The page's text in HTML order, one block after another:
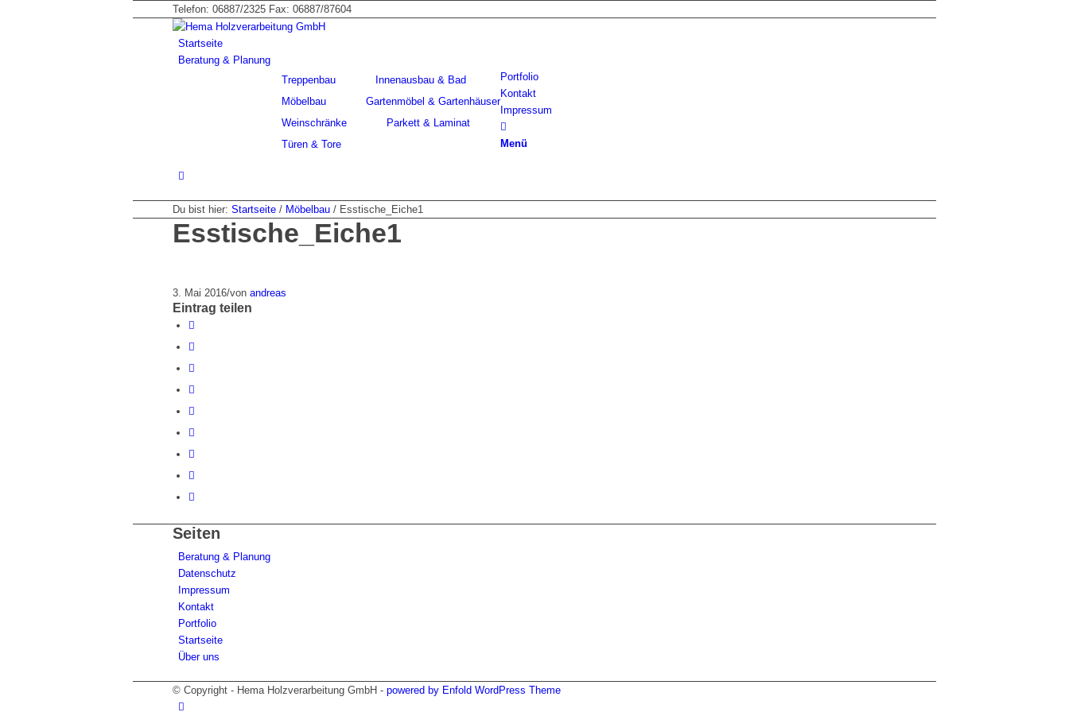
Telefon: 06887/2325 Fax: 06887/87604
Startseite
Beratung & Planung
Portfolio
Treppenbau
Innenausbau & Bad
Möbelbau
Gartenmöbel & Gartenhäuser
Weinschränke
Parkett & Laminat
Türen & Tore
Kontakt
Impressum
Menü
Du bist hier: Startseite / Möbelbau / Esstische_Eiche1
Esstische_Eiche1
3. Mai 2016/von andreas
Eintrag teilen
Seiten
Beratung & Planung
Datenschutz
Impressum
Kontakt
Portfolio
Startseite
Über uns
© Copyright - Hema Holzverarbeitung GmbH - powered by Enfold WordPress Theme